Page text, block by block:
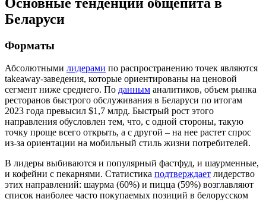
Беларуси
Форматы
Абсолютными лидерами по распространению точек являются
takeaway-заведения, которые ориентированы на ценовой
сегмент ниже среднего. По данным аналитиков, объем рынка
ресторанов быстрого обслуживания в Беларуси по итогам
2023 года превысил $1,7 млрд. Быстрый рост этого
направления обусловлен тем, что, с одной стороны, такую
точку проще всего открыть, а с другой – на нее растет спрос
из-за ориентации на мобильный стиль жизни потребителей.
В лидеры выбиваются и популярный фастфуд, и шаурменные,
и кофейни с пекарнями. Статистика подтверждает лидерство
этих направлений: шаурма (60%) и пицца (59%) возглавляют
список наиболее часто покупаемых позиций в белорусском